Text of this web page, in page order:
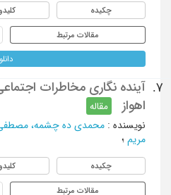
چکیده
مقالات مرتبط
7.
آینده نگاری مخاطرات
اهواز
مقاله
نویسنده: محمدی ده چشمه، مصطفی
مریم؛
چکیده
مقالات مرتبط